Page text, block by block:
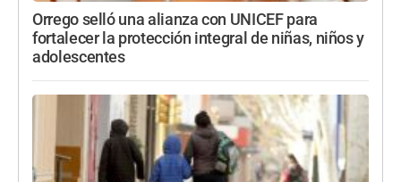
Orrego selló una alianza con UNICEF para
fortalecer la protección integral de niñas, niños y
adolescentes